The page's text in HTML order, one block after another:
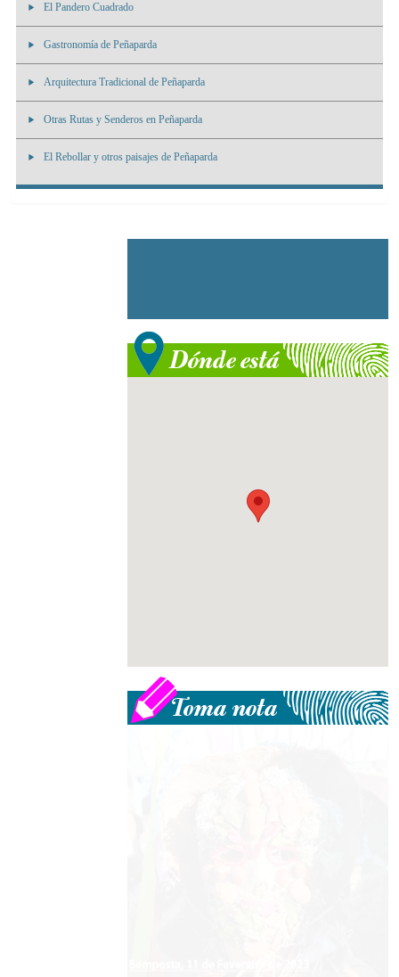
El Pandero Cuadrado
Gastronomía de Peñaparda
Arquitectura Tradicional de Peñaparda
Otras Rutas y Senderos en Peñaparda
El Rebollar y otros paisajes de Peñaparda